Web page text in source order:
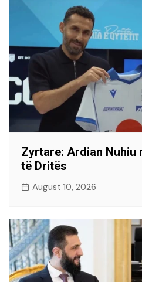
Zyrtare: Ardian Nuhiu
të Dritës
August 10, 2026